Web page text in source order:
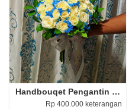
Handbouqet Pengantin
Rp 400.000 keterangan